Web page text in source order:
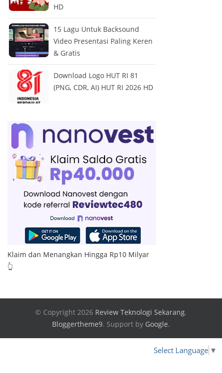
HD
15 Lagu Untuk Backsound
Video Presentasi Paling Keren
& Gratis
Download Logo HUT RI 81
(PNG, CDR, AI) HUT RI 2026 HD
Klaim dan Menangkan Hingga Rp10 Milyar
👆
© Copyright 2026 Review Teknologi Sekarang.
Bloggertheme9. Support by Google.
Select Language ▼